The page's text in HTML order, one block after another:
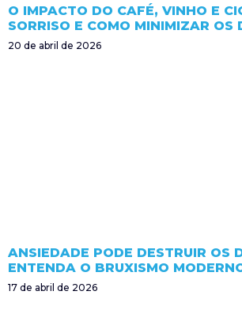
O IMPACTO DO CAFÉ, VINHO E
SORRISO E COMO MINIMIZAR OS
20 de abril de 2026
ANSIEDADE PODE DESTRUIR OS
ENTENDA O BRUXISMO
17 de abril de 2026